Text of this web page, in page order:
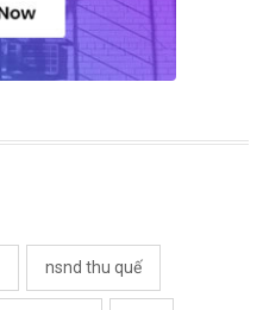
nsnd thu quế